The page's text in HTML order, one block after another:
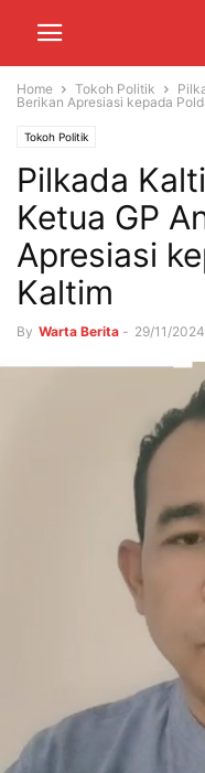
Home Tokoh Politik
Berikan Apresiasi kepada
Tokoh Politik
Pilkada
Ketua GP
Apresiasi
Kaltim
By Warta Berita - 29/11/2024